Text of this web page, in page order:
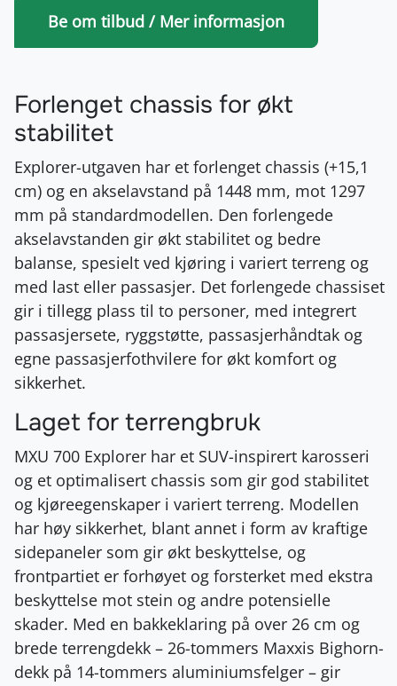
Be om tilbud / Mer informasjon
Forlenget chassis for økt
stabilitet
Explorer-utgaven har et forlenget chassis (+15,1
cm) og en akselavstand på 1448 mm, mot 1297
mm på standardmodellen. Den forlengede
akselavstanden gir økt stabilitet og bedre
balanse, spesielt ved kjøring i variert terreng og
med last eller passasjer. Det forlengede chassiset
gir i tillegg plass til to personer, med integrert
passasjersete, ryggstøtte, passasjerhåndtak og
egne passasjerfothvilere for økt komfort og
sikkerhet.
Laget for terrengbruk
MXU 700 Explorer har et SUV-inspirert karosseri
og et optimalisert chassis som gir god stabilitet
og kjøreegenskaper i variert terreng. Modellen
har høy sikkerhet, blant annet i form av kraftige
sidepaneler som gir økt beskyttelse, og
frontpartiet er forhøyet og forsterket med ekstra
beskyttelse mot stein og andre potensielle
skader. Med en bakkeklaring på over 26 cm og
brede terrengdekk – 26-tommers Maxxis Bighorn-
dekk på 14-tommers aluminiumsfelger – gir